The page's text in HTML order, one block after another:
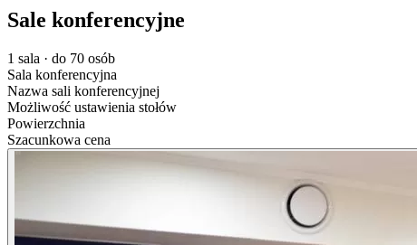
Sale konferencyjne
1 sala · do 70 osób
Sala konferencyjna
Nazwa sali konferencyjnej
Możliwość ustawienia stołów
Powierzchnia
Szacunkowa cena